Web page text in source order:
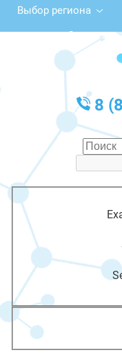
Выбор региона
Советская
График
8